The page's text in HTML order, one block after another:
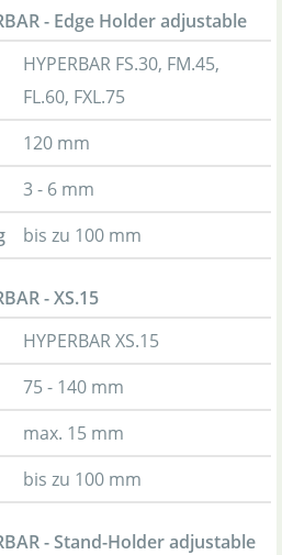
- Edge Holder adjustable
HYPERBAR FS.30, FM.45,
FL.60, FXL.75
120 mm
3 - 6 mm
bis zu 100 mm
- XS.15
HYPERBAR XS.15
75 - 140 mm
max. 15 mm
bis zu 100 mm
- Stand-Holder adjustable